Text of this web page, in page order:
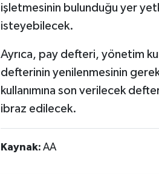
işletmesinin bulunduğu yer
isteyebilecek.
Ayrıca, pay defteri, yönetim
defterinin yenilenmesinin
kullanımına son verilecek
ibraz edilecek.
Kaynak: AA